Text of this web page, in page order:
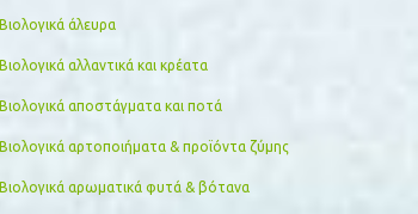
Βιολογικά άλευρα
Βιολογικά αλλαντικά και κρέατα
Βιολογικά αποστάγματα και ποτά
Βιολογικά αρτοποιήματα & προϊόντα ζύμης
Βιολογικά αρωματικά φυτά & βότανα